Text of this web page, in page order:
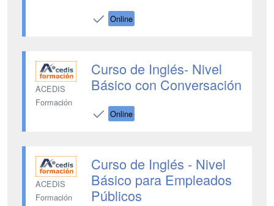
Online
ACEDIS
Formación
Curso de Inglés- Nivel
Básico con Conversación
Online
ACEDIS
Formación
Curso de Inglés - Nivel
Básico para Empleados
Públicos